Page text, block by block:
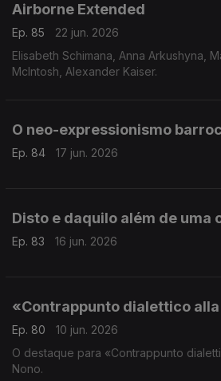
Airborne Extended
Ep. 85
22 jun. 2026
Elisabeth Schimana, Anna Arkushyna,
McIntosh, Alexander Kaiser.
O neo-expressionismo
Ep. 84 17 jun. 2026
Disto e daquilo além de uma
Ep. 83 16 jun. 2026
«Contrappunto dialettico
Ep. 80
10 jun. 2026
O destaque para «Contrappunto
Nono.